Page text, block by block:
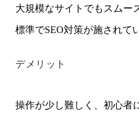
大規模なサイトでもスムー
標準でSEO対策が施されて
デメリット
操作が少し難しく、初心者